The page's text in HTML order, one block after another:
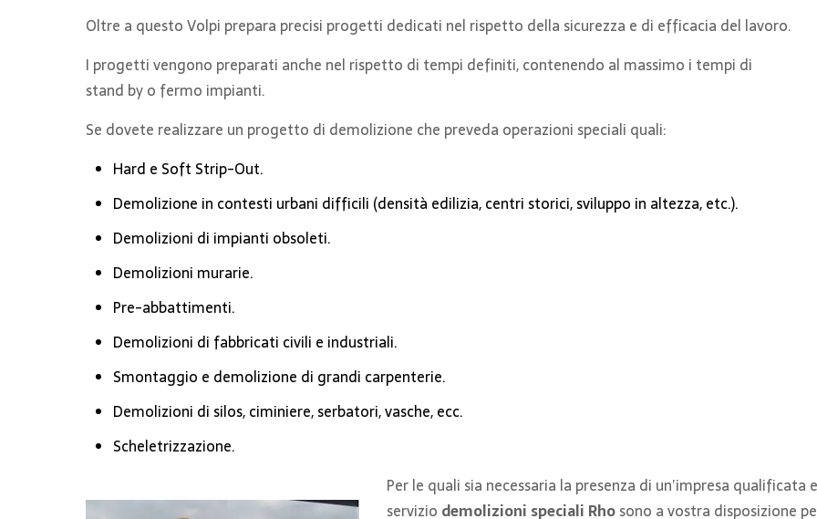
Oltre a questo Volpi prepara precisi progetti dedicati nel rispetto della sicurezza e di efficacia del lavoro.
I progetti vengono preparati anche nel rispetto di tempi definiti, contenendo al massimo i tempi di
stand by o fermo impianti.
Se dovete realizzare un progetto di demolizione che preveda operazioni speciali quali:
Hard e Soft Strip-Out.
Demolizione in contesti urbani difficili (densità edilizia, centri storici, sviluppo in altezza, etc.).
Demolizioni di impianti obsoleti.
Demolizioni murarie.
Pre-abbattimenti.
Demolizioni di fabbricati civili e industriali.
Smontaggio e demolizione di grandi carpenterie.
Demolizioni di silos, ciminiere, serbatori, vasche, ecc.
Scheletrizzazione.
Per le quali sia necessaria la presenza di un’impresa
servizio demolizioni speciali Rhosono a vostra disposizione